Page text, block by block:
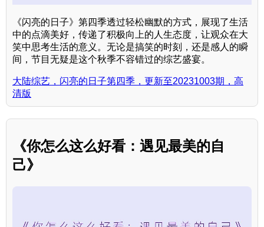
《闪亮的日子》第四季透过轻松幽默的方式，展现了生活
中的点滴美好，传递了积极向上的人生态度，让观众在大
笑中思考生活的意义。无论是搞笑的时刻，还是感人的瞬
间，节目无疑是这个秋季不容错过的综艺盛宴。
大陆综艺，闪亮的日子第四季，更新至20231003期，高
清版
《你怎么这么好看：遇见最美的自
己》